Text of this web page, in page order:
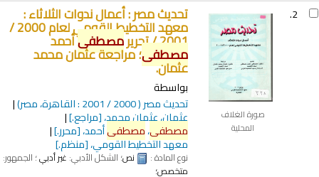
2.
صورة الغلاف
المحلية
تحديث مصر : أعمال ندوات الثلاثاء :
معهد التخطيط القومي لعام 2000 /
2001 / تحريرمصطفىأحمد
مصطفى؛ مراجعة عثمان محمد
عثمان.
بواسطة
تحديث مصر( 2000 / 2001 : القاهرة، مصر)
عثمان، عثمان محمد،[مراجع.]
مصطفى،مصطفىأحمد،[محرر.]
معهد التخطيط القومي،[منظم.]
نوع المادة : نص؛ الشكل الأدبي:غير أدبي؛ الجمهور:
متخصص؛